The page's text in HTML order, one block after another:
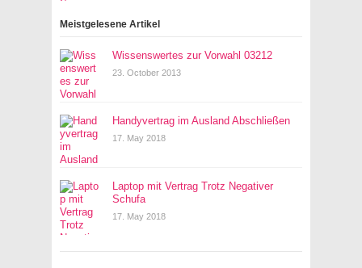
Meistgelesene Artikel
Wissenswertes zur Vorwahl 03212
23. October 2013
Handyvertrag im Ausland Abschließen
17. May 2018
Laptop mit Vertrag Trotz Negativer
Schufa
17. May 2018